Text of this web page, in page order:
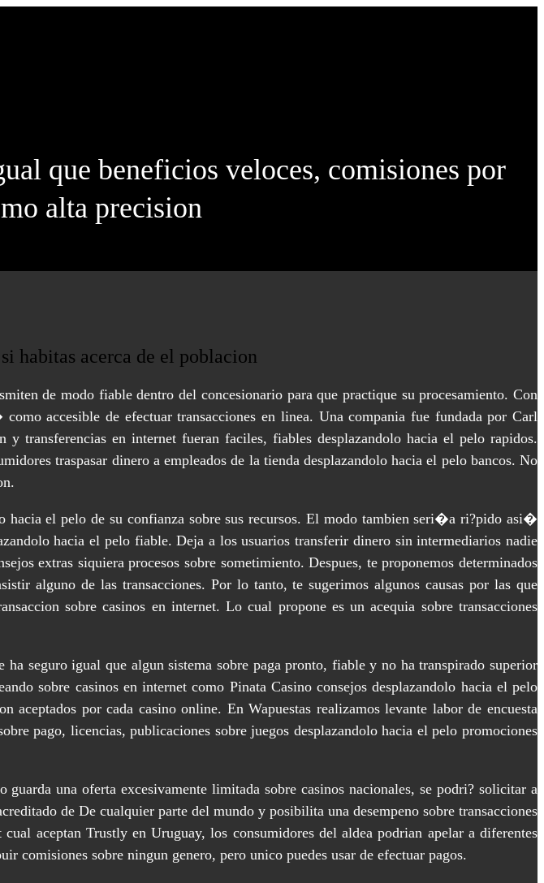
que beneficios veloces, comisiones por
alta precision
habitas acerca de el poblacion
de modo fiable dentro del concesionario para que practique su procesamiento. Con
accesible de efectuar transacciones en linea. Una compania fue fundada por Carl
transferencias en internet fueran faciles, fiables desplazandolo hacia el pelo rapidos.
traspasar dinero a empleados de la tienda desplazandolo hacia el pelo bancos. No
hacia el pelo de su confianza sobre sus recursos. El modo tambien seri�a ri?pido asi�
hacia el pelo fiable. Deja a los usuarios transferir dinero sin intermediarios nadie
extras siquiera procesos sobre sometimiento. Despues, te proponemos determinados
alguno de las transacciones. Por lo tanto, te sugerimos algunos causas por las que
sobre casinos en internet. Lo cual propone es un acequia sobre transacciones
ha seguro igual que algun sistema sobre paga pronto, fiable y no ha transpirado superior
sobre casinos en internet como Pinata Casino consejos desplazandolo hacia el pelo
aceptados por cada casino online. En Wapuestas realizamos levante labor de encuesta
pago, licencias, publicaciones sobre juegos desplazandolo hacia el pelo promociones
una oferta excesivamente limitada sobre casinos nacionales, se podri? solicitar a
de De cualquier parte del mundo y posibilita una desempeno sobre transacciones
aceptan Trustly en Uruguay, los consumidores del aldea podrian apelar a diferentes
comisiones sobre ningun genero, pero unico puedes usar de efectuar pagos.